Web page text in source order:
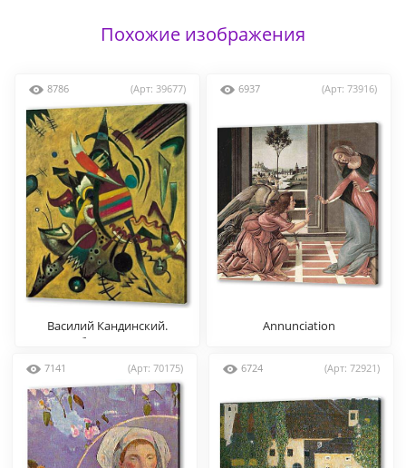
Похожие изображения
8786 (Арт: 39677)
Василий Кандинский.
Абстракция.
6937 (Арт: 73916)
Annunciation
7141 (Арт: 70175) 6724 (Арт: 72921)